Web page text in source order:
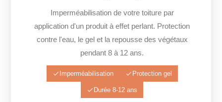
Imperméabilisation de votre toiture par
application d'un produit à effet perlant. Protection
contre l'eau, le gel et la repousse des végétaux
pendant 8 à 12 ans.
Imperméabilisation Protection gel
Durée 8-12 ans